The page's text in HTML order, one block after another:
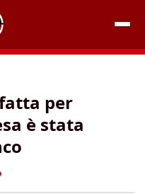
fatta per
è stata